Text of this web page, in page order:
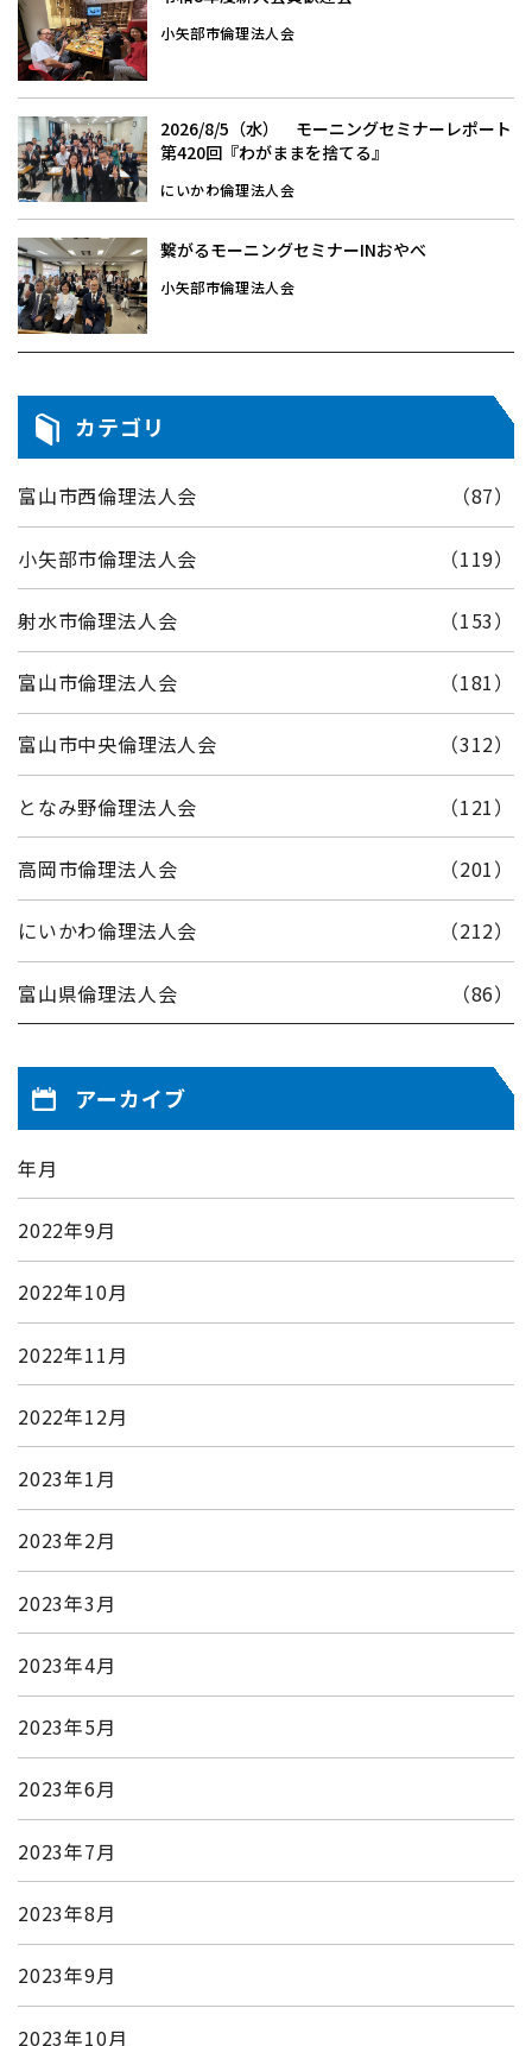
小矢部市倫理法人会
2026/8/5（水） モーニングセミナーレポート
第420回『わがままを捨てる』
にいかわ倫理法人会
繋がるモーニングセミナーINおやべ
小矢部市倫理法人会
カテゴリ
富山市西倫理法人会 （87）
小矢部市倫理法人会 （119）
射水市倫理法人会 （153）
富山市倫理法人会 （181）
富山市中央倫理法人会 （312）
となみ野倫理法人会 （121）
高岡市倫理法人会 （201）
にいかわ倫理法人会 （212）
富山県倫理法人会 （86）
アーカイブ
年月
2022年9月
2022年10月
2022年11月
2022年12月
2023年1月
2023年2月
2023年3月
2023年4月
2023年5月
2023年6月
2023年7月
2023年8月
2023年9月
2023年10月